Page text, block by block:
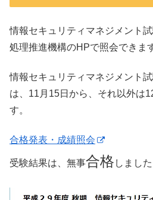
情報セキュリティマネジメント
処理推進機構のHPで照会できま
情報セキュリティマネジメント
は、11月15日から、それ以外は
す。
合格発表・成績照会
受験結果は、無事合格 しました